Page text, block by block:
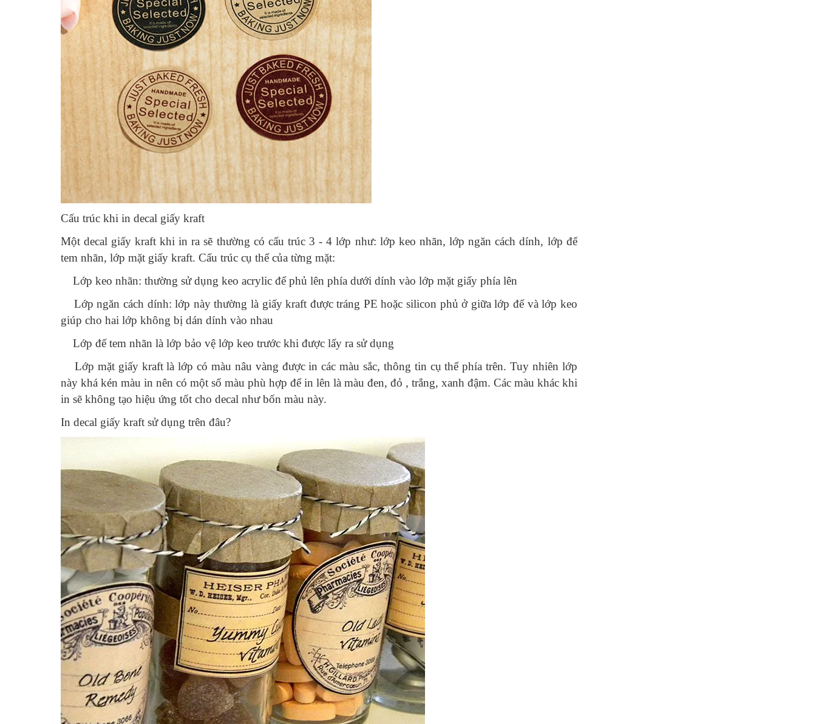
Cấu trúc khi in decal giấy kraft
Một decal giấy kraft khi in ra sẽ thường có cấu trúc 3 - 4 lớp như: lớp keo nhãn, lớp ngăn cách dính, lớp đế
tem nhãn, lớp mặt giấy kraft. Cấu trúc cụ thể của từng mặt:
Lớp keo nhãn: thường sử dụng keo acrylic để phủ lên phía dưới dính vào lớp mặt giấy phía lên
Lớp ngăn cách dính: lớp này thường là giấy kraft được tráng PE hoặc silicon phủ ở giữa lớp đế và lớp keo
giúp cho hai lớp không bị dán dính vào nhau
Lớp đế tem nhãn là lớp bảo vệ lớp keo trước khi được lấy ra sử dụng
Lớp mặt giấy kraft là lớp có màu nâu vàng được in các màu sắc, thông tin cụ thể phía trên. Tuy nhiên lớp
này khá kén màu in nên có một số màu phù hợp để in lên là màu đen, đỏ , trắng, xanh đậm. Các màu khác khi
in sẽ không tạo hiệu ứng tốt cho decal như bốn màu này.
In decal giấy kraft sử dụng trên đâu?